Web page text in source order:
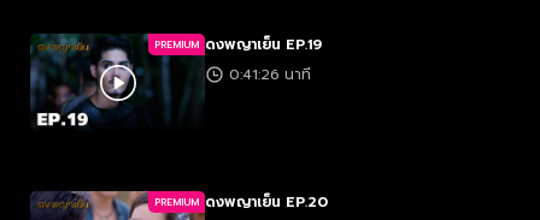
PREMIUM ดงพญาเย็น EP.19
0:41:26 นาที
PREMIUM ดงพญาเย็น EP.20